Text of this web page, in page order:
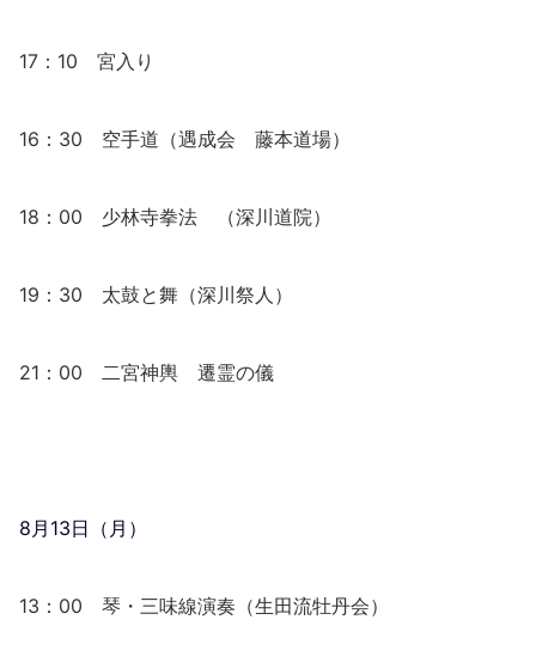
17：10 宮入り
16：30 空手道（遇成会 藤本道場）
18：00 少林寺拳法 （深川道院）
19：30 太鼓と舞（深川祭人）
21：00 二宮神輿 遷霊の儀
8月13日（月）
13：00 琴・三味線演奏（生田流牡丹会）